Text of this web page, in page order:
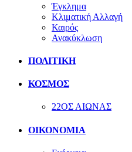
Έγκλημα
Κλιματική Αλλαγή
Καιρός
Ανακύκλωση
ΠΟΛΙΤΙΚΗ
ΚΟΣΜΟΣ
22ΟΣ ΑΙΩΝΑΣ
ΟΙΚΟΝΟΜΙΑ